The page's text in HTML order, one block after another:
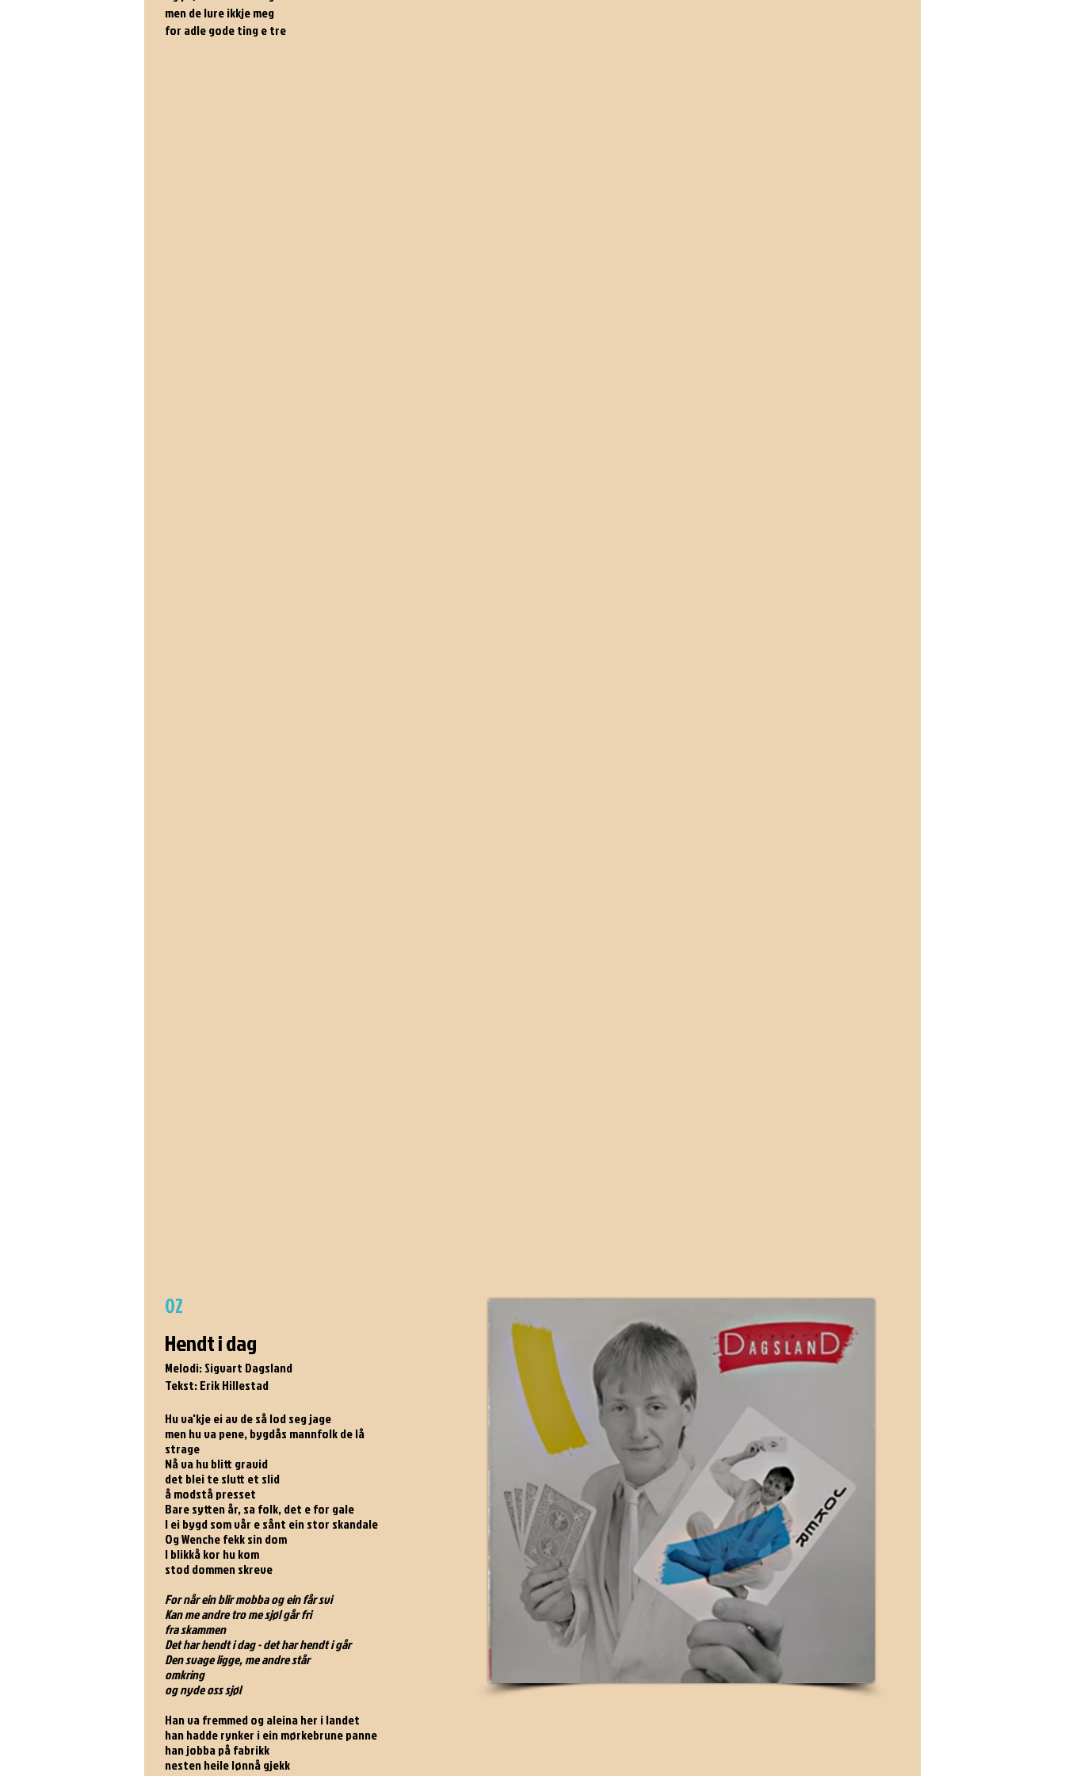
men de lure ikkje meg
for adle gode ting e tre
02
Hendt i dag
Melodi: Sigvart Dagsland
Tekst: Erik Hillestad
Hu va'kje ei av de så lod seg jage
men hu va pene, bygdås mannfolk de lå
strage
Nå va hu blitt gravid
det blei te slutt et slid
å modstå presset
Bare sytten år, sa folk, det e for gale
I ei bygd som vår e sånt ein stor skandale
Og Wenche fekk sin dom
I blikkå kor hu kom
stod dommen skreve
For når ein blir mobba og ein får svi
Kan me andre tro me sjøl går fri
fra skammen
Det har hendt i dag - det har hendt i går
Den svage ligge, me andre står
omkring
og nyde oss sjøl
Han va fremmed og aleina her i landet
han hadde rynker i ein mørkebrune panne
han jobba på fabrikk
nesten heile lønnå gjekk